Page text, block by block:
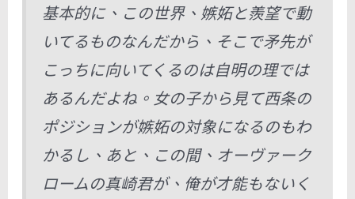
基本的に、この世界、嫉妬と羨望で動
いてるものなんだから、そこで矛先が
こっちに向いてくるのは自明の理では
あるんだよね。女の子から見て西条の
ポジションが嫉妬の対象になるのもわ
かるし、あと、この間、オーヴァーク
ロームの真崎君が、俺が才能もないく